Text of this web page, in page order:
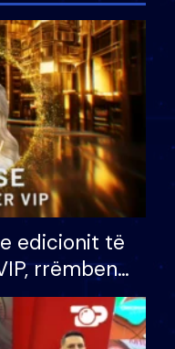
edicionit të
rrëmben
mijë eurosh